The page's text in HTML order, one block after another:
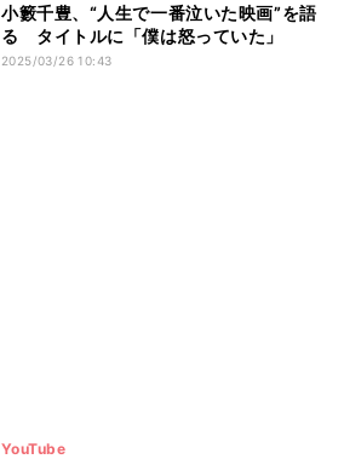
小籔千豊、“人生で一番泣いた映画”を語
る タイトルに「僕は怒っていた」
2025/03/26 10:43
YouTube